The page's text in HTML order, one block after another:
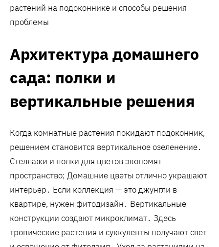
Архитектура домашнего
сада: полки и
вертикальные решения
Когда комнатные растения покидают подоконник,
решением становится вертикальное озеленение․
Стеллажи и полки для цветов экономят
пространство; Домашние цветы отлично украшают
интерьер․ Если коллекция — это джунгли в
квартире, нужен фитодизайн․ Вертикальные
конструкции создают микроклимат․ Здесь
тропические растения и суккуленты получают свет